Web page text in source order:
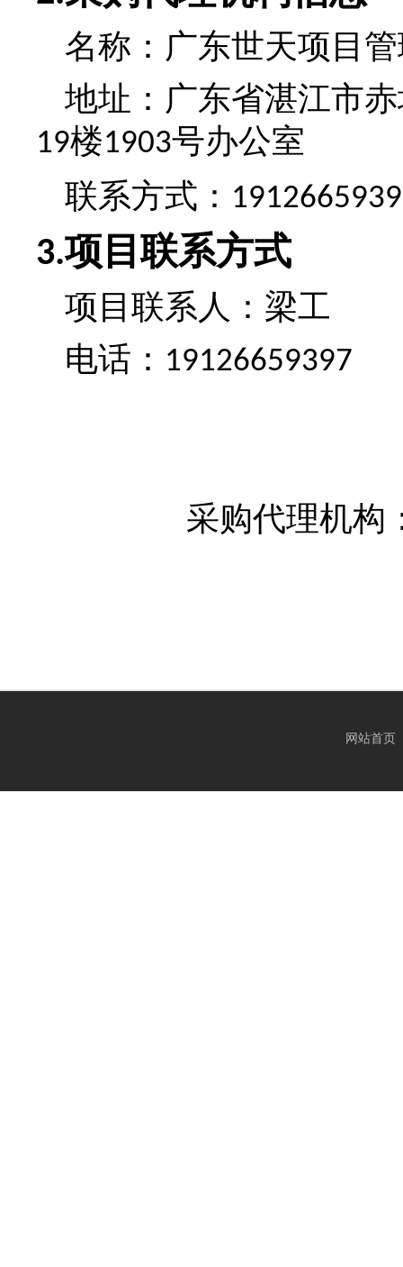
名称： 广东世天项目
地址： 广东省湛江市
19楼1903号办公室
联系方式：
3.项目联系方式
项目联系人： 梁工
电话： 19126659397
采购代理机构
网站首页